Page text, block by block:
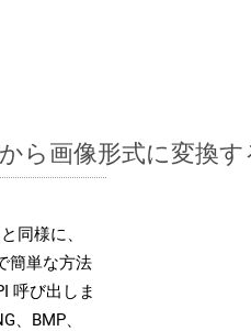
ら画像形式に変換
同様に、
簡単な方法
呼び出しま
、BMP、